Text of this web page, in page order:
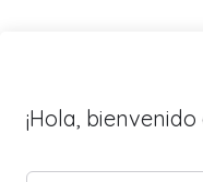
¡Hola,